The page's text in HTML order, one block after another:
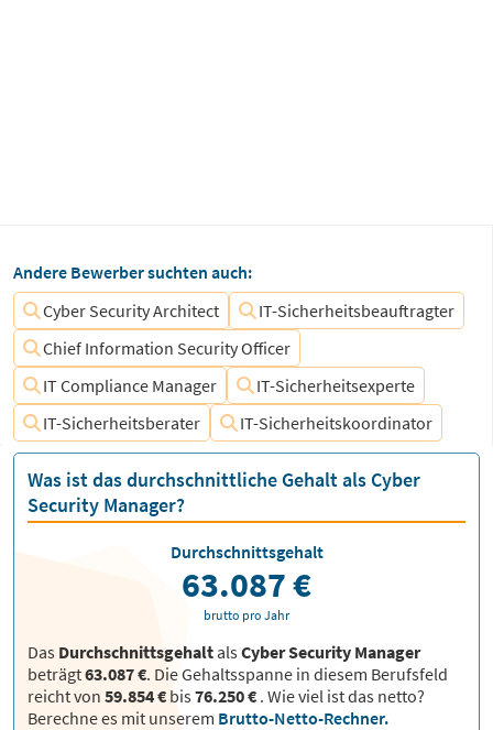
Andere Bewerber suchten auch:
Cyber Security Architect
IT-Sicherheitsbeauftragter
Chief Information Security Officer
IT Compliance Manager
IT-Sicherheitsexperte
IT-Sicherheitsberater
IT-Sicherheitskoordinator
Was ist das durchschnittliche Gehalt als Cyber
Security Manager?
Das DurchschnittsgehaltalsCyber Security Manager
beträgt63.087 €. Die Gehaltsspanne in diesem Berufsfeld
reicht von 59.854 € bis76.250 € . Wie viel ist das netto?
Berechne es mit unserem Brutto-Netto-Rechner.
Durchschnittsgehalt
63.087 €
brutto pro Jahr